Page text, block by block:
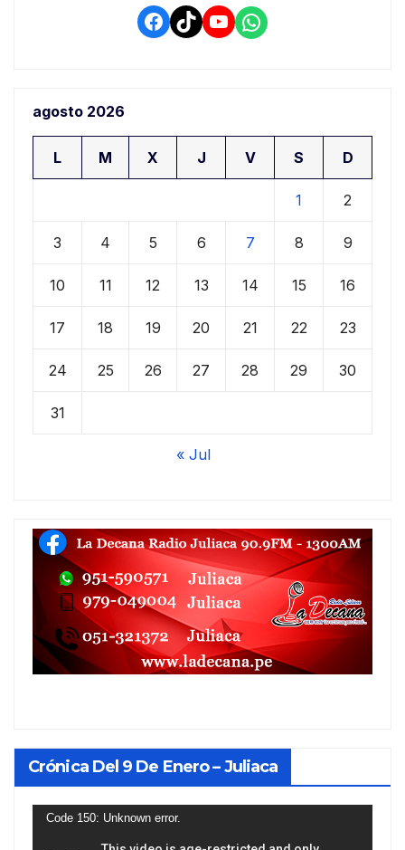
Facebook
TikTokYouTube
WhatsApp
agosto 2026
L M X J V S D
1 2
3 4 5 6 7 8 9
10 11 12 13 14 15 16
17 18 19 20 21 22 23
24 25 26 27 28 29 30
31
« Jul
Crónica Del 9 De Enero – Juliaca
Reproductor
Code 150: Unknown error.